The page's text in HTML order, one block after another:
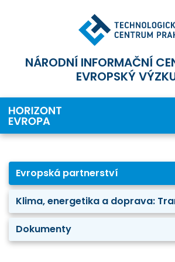
NÁRODNÍ INFORMAČNÍ
EVROPSKÝ
Evropská partnerství
Dokumenty